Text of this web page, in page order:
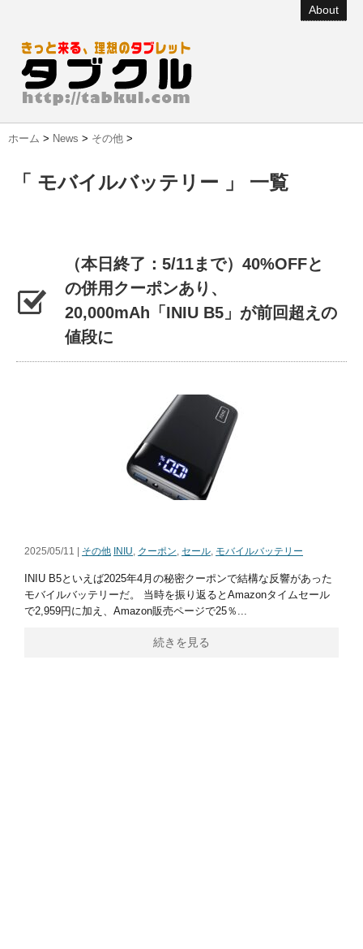
About
ホーム > News > その他 >
「 モバイルバッテリー 」 一覧
（本日終了：5/11まで）40%OFFと
の併用クーポンあり、
20,000mAh「INIU B5」が前回超えの
値段に
2025/05/11 | その他 INIU, クーポン, セール, モバイルバッテリー
INIU B5といえば2025年4月の秘密クーポンで結構な反響があった
モバイルバッテリーだ。 当時を振り返るとAmazonタイムセール
で2,959円に加え、Amazon販売ページで25％...
続きを見る